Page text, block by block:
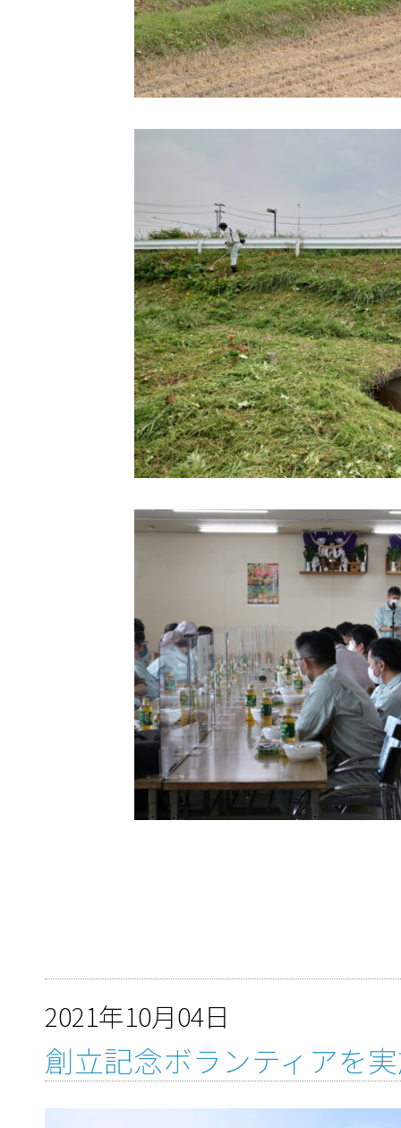
2021年10月04日
創立記念ボランティアを